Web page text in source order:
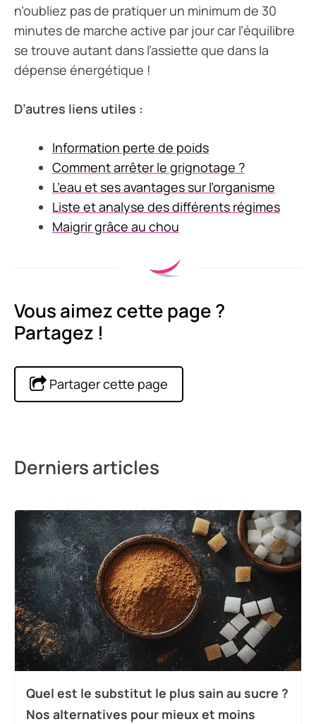
n’oubliez pas de pratiquer un minimum de 30
minutes de marche active par jour car l’équilibre
se trouve autant dans l’assiette que dans la
dépense énergétique !
D’autres liens utiles :
Information perte de poids
Comment arrêter le grignotage ?
L’eau et ses avantages sur l’organisme
Liste et analyse des différents régimes
Maigrir grâce au chou
Vous aimez cette page ?
Partagez !
Partager cette page
Derniers articles
Quel est le substitut le plus sain au sucre ?
Nos alternatives pour mieux et moins